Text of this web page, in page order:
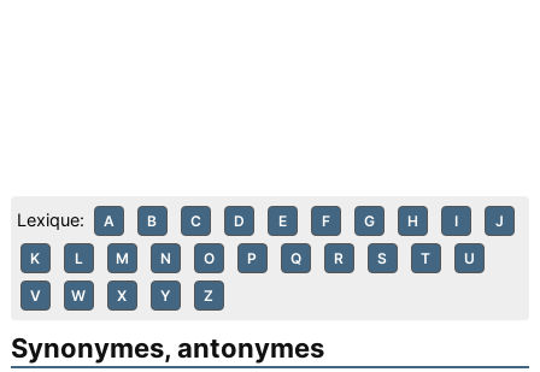
Lexique: A B C D E F G H I J
K L M N O P Q R S T U
V W X Y Z
Synonymes, antonymes